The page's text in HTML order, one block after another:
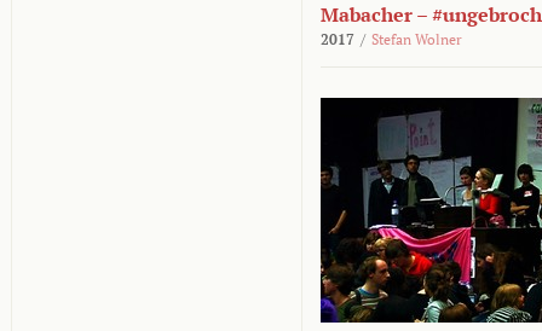
Mabacher –
2017 / Stefan Wolner